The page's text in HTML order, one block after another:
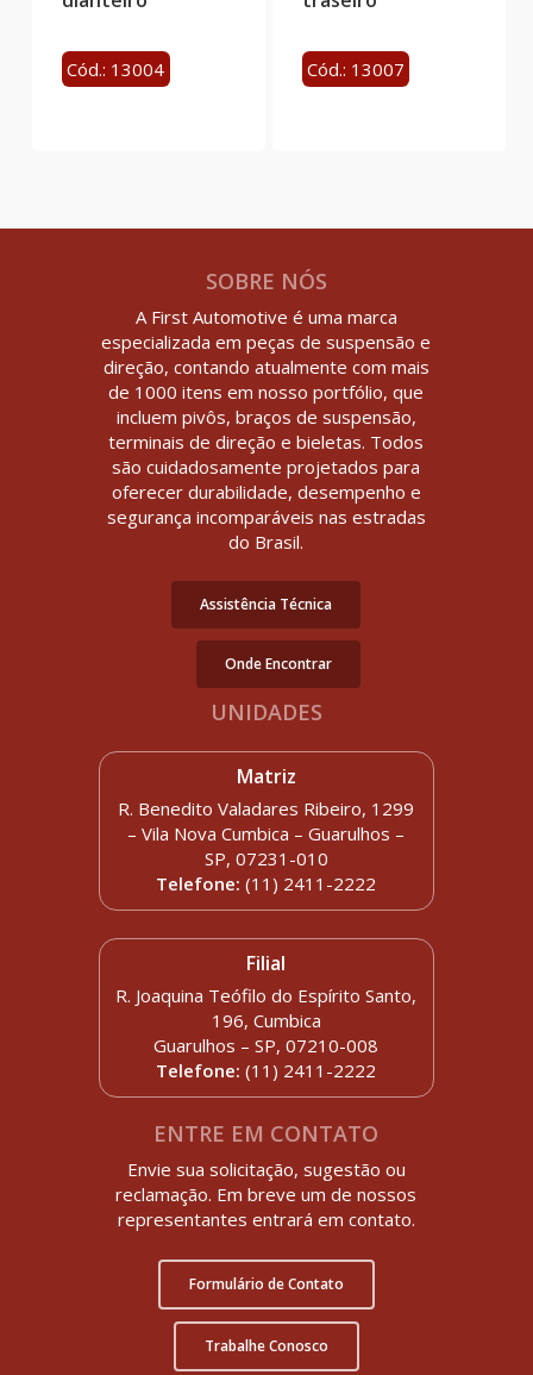
Cód.: 13004 Cód.: 13007
SOBRE NÓS
A First Automotive é uma marca
especializada em peças de suspensão e
direção, contando atualmente com mais
de 1000 itens em nosso portfólio, que
incluem pivôs, braços de suspensão,
terminais de direção e bieletas. Todos
são cuidadosamente projetados para
oferecer durabilidade, desempenho e
segurança incomparáveis nas estradas
do Brasil.
Assistência Técnica
Onde Encontrar
UNIDADES
Matriz
R. Benedito Valadares Ribeiro, 1299
– Vila Nova Cumbica – Guarulhos –
SP, 07231-010
Telefone:(11) 2411-2222
Filial
R. Joaquina Teófilo do Espírito Santo,
196, Cumbica
Guarulhos – SP, 07210-008
Telefone: (11) 2411-2222
ENTRE EM CONTATO
Envie sua solicitação, sugestão ou
reclamação. Em breve um de nossos
representantes entrará em contato.
Formulário de Contato
Trabalhe Conosco